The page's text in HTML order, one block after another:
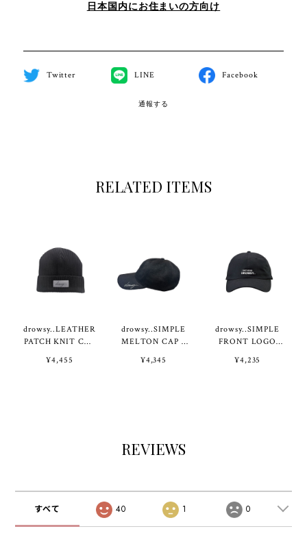
日本国内にお住まいの方向け
Twitter LINE Facebook
通報する
RELATED ITEMS
drowsy..LEATHER
PATCH KNIT CAP
¥4,455
drowsy..SIMPLE
MELTON CAP /
¥4,345
drowsy..SIMPLE
FRONT LOGO
¥4,235
REVIEWS
すべて 40 1 0